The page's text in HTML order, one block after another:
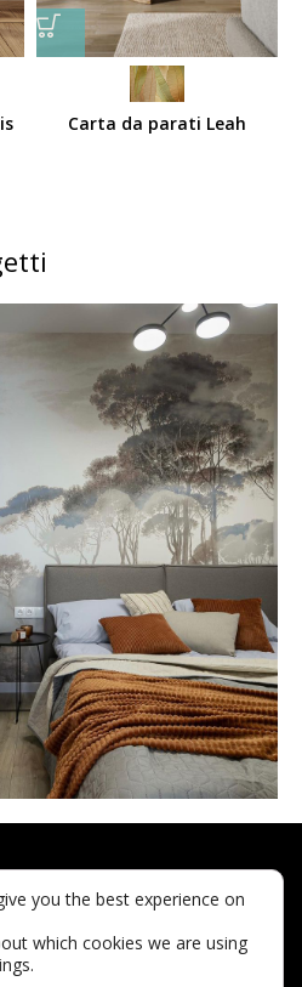
Carta da parati Leah
you the best experience on
which cookies we are using